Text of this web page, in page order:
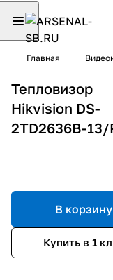
Главная
Тепловизор
Hikvision DS-
2TD2636B-13/
В корзину
Купить в 1